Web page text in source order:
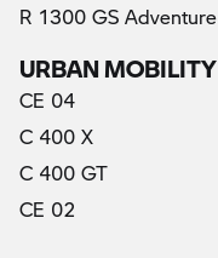
R 1300 GS Adventure
URBAN MOBILITY
CE 04
C 400 X
C 400 GT
CE 02